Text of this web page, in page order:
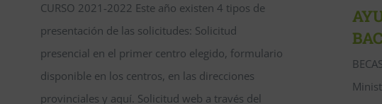
CURSO 2021-2022 Este año existen 4 tipos de
presentación de las solicitudes: Solicitud
presencial en el primer centro elegido, formulario
disponible en los centros, en las direcciones
provinciales y aquí. Solicitud web a través del